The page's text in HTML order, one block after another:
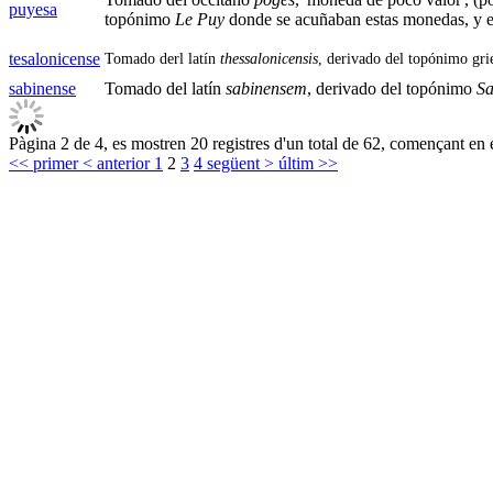
puyesa
topónimo Le Puy donde se acuñaban estas monedas,
tesalonicense Tomado derl latín thessalonicensis, derivado del topónimo
sabinense Tomado del latín sabinensem, derivado del topónimo
Pàgina 2 de 4, es mostren 20 registres d'un total de 62, començant
<< primer< anterior 1 2 3 4 següent > últim >>